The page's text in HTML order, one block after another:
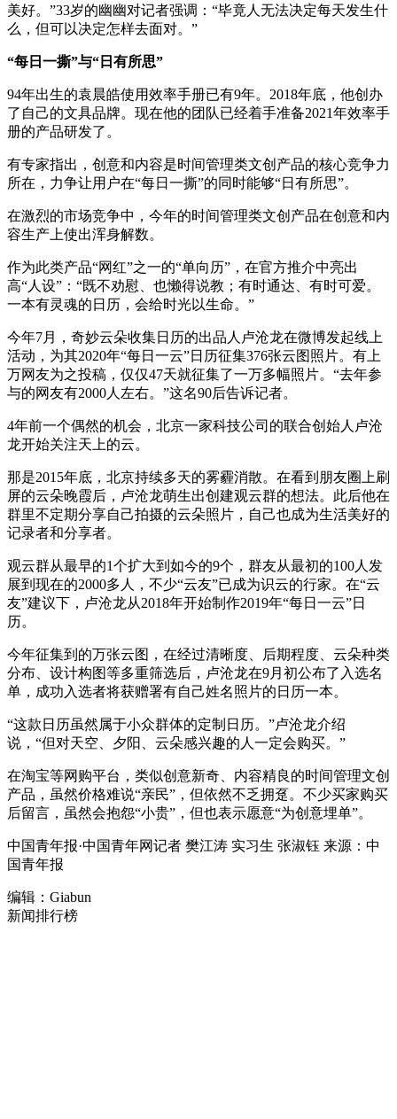
美好。”33岁的幽幽对记者强调：“毕竟人无法决定每天发生什
么，但可以决定怎样去面对。”
“每日一撕”与“日有所思”
94年出生的袁晨皓使用效率手册已有9年。2018年底，他创办
了自己的文具品牌。现在他的团队已经着手准备2021年效率手
册的产品研发了。
有专家指出，创意和内容是时间管理类文创产品的核心竞争力
所在，力争让用户在“每日一撕”的同时能够“日有所思”。
在激烈的市场竞争中，今年的时间管理类文创产品在创意和内
容生产上使出浑身解数。
作为此类产品“网红”之一的“单向历”，在官方推介中亮出
高“人设”：“既不劝慰、也懒得说教；有时通达、有时可爱。
一本有灵魂的日历，会给时光以生命。”
今年7月，奇妙云朵收集日历的出品人卢沧龙在微博发起线上
活动，为其2020年“每日一云”日历征集376张云图照片。有上
万网友为之投稿，仅仅47天就征集了一万多幅照片。“去年参
与的网友有2000人左右。”这名90后告诉记者。
4年前一个偶然的机会，北京一家科技公司的联合创始人卢沧
龙开始关注天上的云。
那是2015年底，北京持续多天的雾霾消散。在看到朋友圈上刷
屏的云朵晚霞后，卢沧龙萌生出创建观云群的想法。此后他在
群里不定期分享自己拍摄的云朵照片，自己也成为生活美好的
记录者和分享者。
观云群从最早的1个扩大到如今的9个，群友从最初的100人发
展到现在的2000多人，不少“云友”已成为识云的行家。在“云
友”建议下，卢沧龙从2018年开始制作2019年“每日一云”日
历。
今年征集到的万张云图，在经过清晰度、后期程度、云朵种类
分布、设计构图等多重筛选后，卢沧龙在9月初公布了入选名
单，成功入选者将获赠署有自己姓名照片的日历一本。
“这款日历虽然属于小众群体的定制日历。”卢沧龙介绍
说，“但对天空、夕阳、云朵感兴趣的人一定会购买。”
在淘宝等网购平台，类似创意新奇、内容精良的时间管理文创
产品，虽然价格难说“亲民”，但依然不乏拥趸。不少买家购买
后留言，虽然会抱怨“小贵”，但也表示愿意“为创意埋单”。
中国青年报·中国青年网记者 樊江涛 实习生 张淑钰 来源：中
国青年报
编辑：Giabun
新闻排行榜